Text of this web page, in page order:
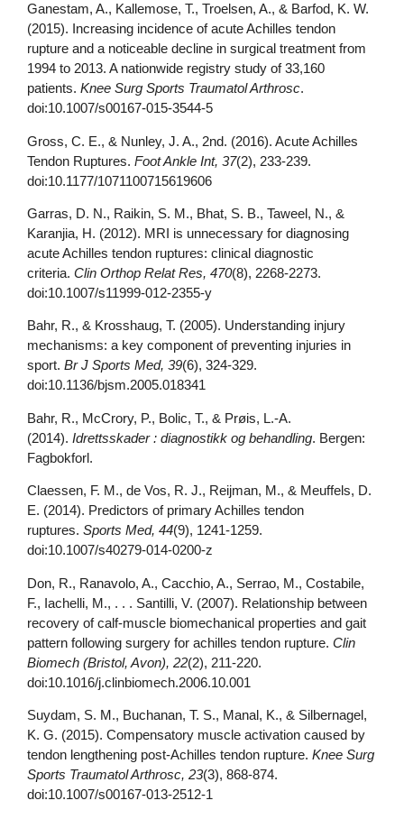
Ganestam, A., Kallemose, T., Troelsen, A., & Barfod, K. W.
(2015). Increasing incidence of acute Achilles tendon
rupture and a noticeable decline in surgical treatment from
1994 to 2013. A nationwide registry study of 33,160
patients. Knee Surg Sports Traumatol Arthrosc.
doi:10.1007/s00167-015-3544-5
Gross, C. E., & Nunley, J. A., 2nd. (2016). Acute Achilles
Tendon Ruptures. Foot Ankle Int, 37(2), 233-239.
doi:10.1177/1071100715619606
Garras, D. N., Raikin, S. M., Bhat, S. B., Taweel, N., &
Karanjia, H. (2012). MRI is unnecessary for diagnosing
acute Achilles tendon ruptures: clinical diagnostic
criteria. Clin Orthop Relat Res, 470(8), 2268-2273.
doi:10.1007/s11999-012-2355-y
Bahr, R., & Krosshaug, T. (2005). Understanding injury
mechanisms: a key component of preventing injuries in
sport. Br J Sports Med, 39(6), 324-329.
doi:10.1136/bjsm.2005.018341
Bahr, R., McCrory, P., Bolic, T., & Prøis, L.-A.
(2014). Idrettsskader : diagnostikk og behandling. Bergen:
Fagbokforl.
Claessen, F. M., de Vos, R. J., Reijman, M., & Meuffels, D.
E. (2014). Predictors of primary Achilles tendon
ruptures. Sports Med, 44(9), 1241-1259.
doi:10.1007/s40279-014-0200-z
Don, R., Ranavolo, A., Cacchio, A., Serrao, M., Costabile,
F., Iachelli, M., . . . Santilli, V. (2007). Relationship between
recovery of calf-muscle biomechanical properties and gait
pattern following surgery for achilles tendon rupture. Clin
Biomech (Bristol, Avon), 22(2), 211-220.
doi:10.1016/j.clinbiomech.2006.10.001
Suydam, S. M., Buchanan, T. S., Manal, K., & Silbernagel,
K. G. (2015). Compensatory muscle activation caused by
tendon lengthening post-Achilles tendon rupture. Knee Surg
Sports Traumatol Arthrosc, 23(3), 868-874.
doi:10.1007/s00167-013-2512-1